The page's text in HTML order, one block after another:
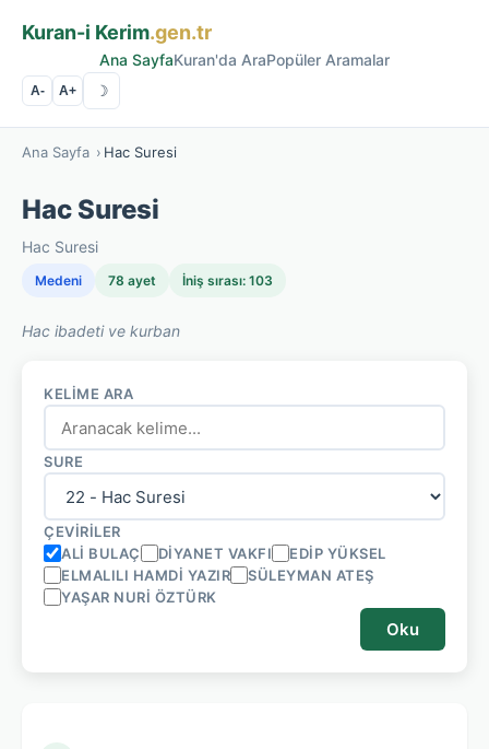
Kuran-i Kerim.gen.tr
Ana SayfaKuran'da AraPopüler Aramalar
A- A+ ☽
Ana Sayfa › Hac Suresi
Hac Suresi
Hac Suresi
Medeni 78 ayet İniş sırası: 103
Hac ibadeti ve kurban
KELIME ARA
SURE
ÇEVIRILER
ALI BULAÇ
DIYANET VAKFI
EDIP YÜKSEL
ELMALILI HAMDI YAZIR
SÜLEYMAN ATEŞ
YAŞAR NURI ÖZTÜRK
Oku